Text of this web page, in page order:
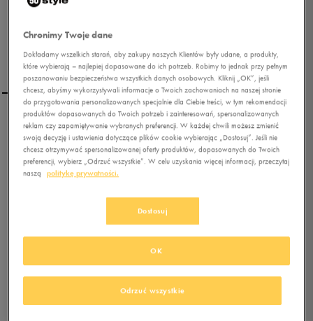
ADIDAS ESSENTIAL FUN 2
0.0(0
KLUBIE 50 STYLE
Produkt niedostępny
Jeśli artykuł będzie ponownie dostępny, otrzymasz od nas powiadomienie.
Chronimy Twoje dane
Dokładamy wszelkich starań, aby zakupy naszych Klientów były udane, a produkty,
które wybierają – najlepiej dopasowane do ich potrzeb. Robimy to jednak przy pełnym
poszanowaniu bezpieczeństwa wszystkich danych osobowych. Kliknij „OK”, jeśli
chcesz, abyśmy wykorzystywali informacje o Twoich zachowaniach na naszej stronie
do przygotowania personalizowanych specjalnie dla Ciebie treści, w tym rekomendacji
produktów dopasowanych do Twoich potrzeb i zainteresowań, spersonalizowanych
reklam czy zapamiętywanie wybranych preferencji. W każdej chwili możesz zmienić
swoją decyzję i ustawienia dotyczące plików cookie wybierając „Dostosuj”. Jeśli nie
chcesz otrzymywać spersonalizowanej oferty produktów, dopasowanych do Twoich
preferencji, wybierz „Odrzuć wszystkie”. W celu uzyskania więcej informacji, przeczytaj
naszą
politykę prywatności.
Dostosuj
Odrzuć wszystkie
OK